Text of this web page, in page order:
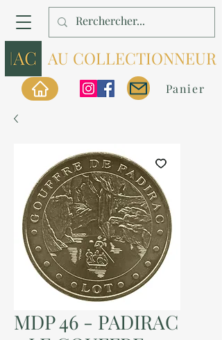
AU COLLECTIONNEUR
Panier
MDP 46 - PADIRAC